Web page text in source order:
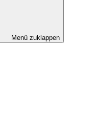
Menü zuklappen